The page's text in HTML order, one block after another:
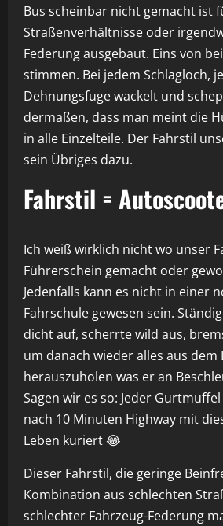
Bus scheinbar nicht gemacht ist
Straßenverhältnisse oder
Federung ausgebaut. Eins von
stimmen. Bei jedem Schlagloch,
Dehnungsfuge wackelt und
dermaßen, dass man meint die
in alle Einzelteile. Der Fahrstil
sein Übriges dazu.
Fahrstil =
Ich weiß wirklich nicht wo unser
Führerschein gemacht oder
Jedenfalls kann es nicht in einer
Fahrschule gewesen sein.
dicht auf, scherrte wild aus,
um danach wieder alles aus dem
herauszuholen was er an
Sagen wir es so: Jeder
nach 10 Minuten Highway mit
Leben kuriert 😂
Dieser Fahrstil, die geringe
Kombination aus schlechten
schlechter Fahrzeug-Federung